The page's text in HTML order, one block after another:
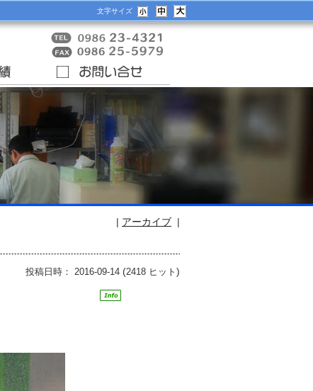
文字サイズ
| アーカイブ |
投稿日時： 2016-09-14 (2418 ヒット )